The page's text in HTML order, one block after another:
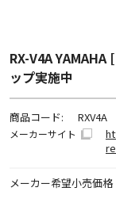
RX-V4A
ップ実施中
商品コード: RXV4A
メーカーサイト
メーカー希望小売価格